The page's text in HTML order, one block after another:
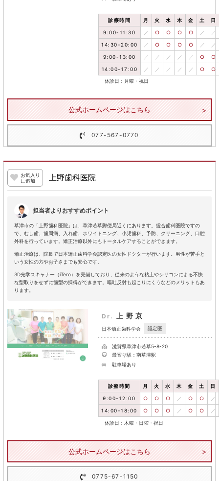
診療時間 月 火 水 木 金 土 日
9:00-11:30 ／ ○ ○ ○ ○ ／ ／
14:30-20:00 ／ ○ ○ ○ ○ ／ ／
9:00-13:00 ／ ／ ／ ／ ／ ○ ○
14:00-17:00 ／ ／ ／ ／ ／ ○ ○
休診日：月曜・祝日
公式ホームページはこちら
077-567-0770
お気入り
に追加
上野歯科医院
担当者よりおすすめポイント
草津市の「上野歯科医院」は、草津若草郵便局近くにあります。総合歯科医院ですの
で、むし歯、歯周病、入れ歯、ホワイトニング、小児歯科、予防、クリーニング、口腔
外科を行っています。矯正治療以外にもトータルケアすることができます。
矯正治療は、院長で日本矯正歯科学会認定医の女性ドクターが行います。男性が苦手と
いう女性の方やお子さまでも安心です。
3D光学スキャナー（iTero）を完備しており、従来のような粘土やシリコンによる不快
な型取りをせずに歯型の採得ができます。嘔吐反射も起こりにくうなどのメリットもあ
ります。
Dr. 上野京
日本矯正歯科学会 認定医
滋賀県草津市若草5-8-20
最寄り駅：南草津駅
駐車場あり
診療時間 月 火 水 木 金 土 日
9:00-12:00 ○ ○ ○ ／ ○ ○ ／
14:00-18:00 ○ ○ ○ ／ ○ ○ ／
休診日：木曜・日曜・祝日
公式ホームページはこちら
0775-67-1150